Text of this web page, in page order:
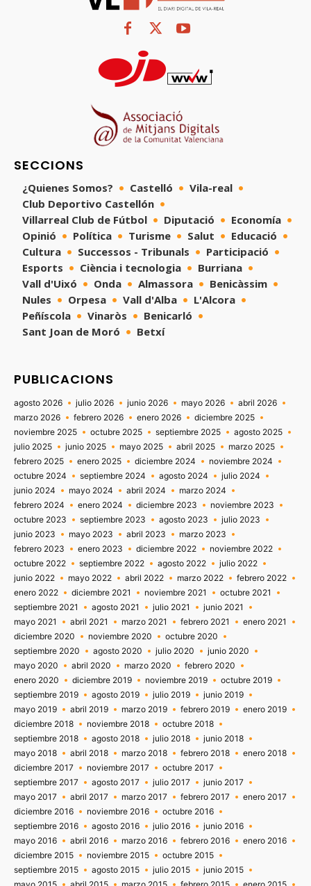
SECCIONS
¿Quienes Somos? Castelló
Vila-real
Club Deportivo Castellón
Villarreal Club de Fútbol
Diputació
Economía
Opinió
Política Turisme Salut
Educació
Cultura
Successos - Tribunals
Participació
Esports
Ciència i tecnologia
Burriana
Vall d'Uixó
Onda Almassora
Benicàssim
Nules
Orpesa Vall d'Alba
L'Alcora
Peñíscola
Vinaròs
Benicarló
Sant Joan de Moró
Betxí
PUBLICACIONS
agosto 2026 julio 2026 junio 2026 mayo 2026
abril 2026
marzo 2026
febrero 2026 enero 2026
diciembre 2025
noviembre 2025
octubre 2025 septiembre 2025
agosto 2025
julio 2025
junio 2025 mayo 2025 abril 2025
marzo 2025
febrero 2025
enero 2025 diciembre 2024
noviembre 2024
octubre 2024
septiembre 2024 agosto 2024
julio 2024
junio 2024
mayo 2024 abril 2024
marzo 2024
febrero 2024
enero 2024 diciembre 2023
noviembre 2023
octubre 2023
septiembre 2023 agosto 2023
julio 2023
junio 2023
mayo 2023 abril 2023
marzo 2023
febrero 2023
enero 2023 diciembre 2022
noviembre 2022
octubre 2022
septiembre 2022 agosto 2022
julio 2022
junio 2022
mayo 2022 abril 2022 marzo 2022
febrero 2022
enero 2022
diciembre 2021 noviembre 2021
octubre 2021
septiembre 2021
agosto 2021 julio 2021
junio 2021
mayo 2021
abril 2021 marzo 2021 febrero 2021
enero 2021
diciembre 2020
noviembre 2020
octubre 2020
septiembre 2020
agosto 2020 julio 2020
junio 2020
mayo 2020
abril 2020 marzo 2020
febrero 2020
enero 2020
diciembre 2019 noviembre 2019
octubre 2019
septiembre 2019
agosto 2019 julio 2019
junio 2019
mayo 2019
abril 2019 marzo 2019 febrero 2019
enero 2019
diciembre 2018
noviembre 2018
octubre 2018
septiembre 2018
agosto 2018 julio 2018
junio 2018
mayo 2018
abril 2018 marzo 2018 febrero 2018
enero 2018
diciembre 2017
noviembre 2017
octubre 2017
septiembre 2017
agosto 2017 julio 2017
junio 2017
mayo 2017
abril 2017 marzo 2017 febrero 2017
enero 2017
diciembre 2016
noviembre 2016
octubre 2016
septiembre 2016
agosto 2016 julio 2016
junio 2016
mayo 2016
abril 2016 marzo 2016 febrero 2016
enero 2016
diciembre 2015
noviembre 2015
octubre 2015
septiembre 2015
agosto 2015 julio 2015
junio 2015